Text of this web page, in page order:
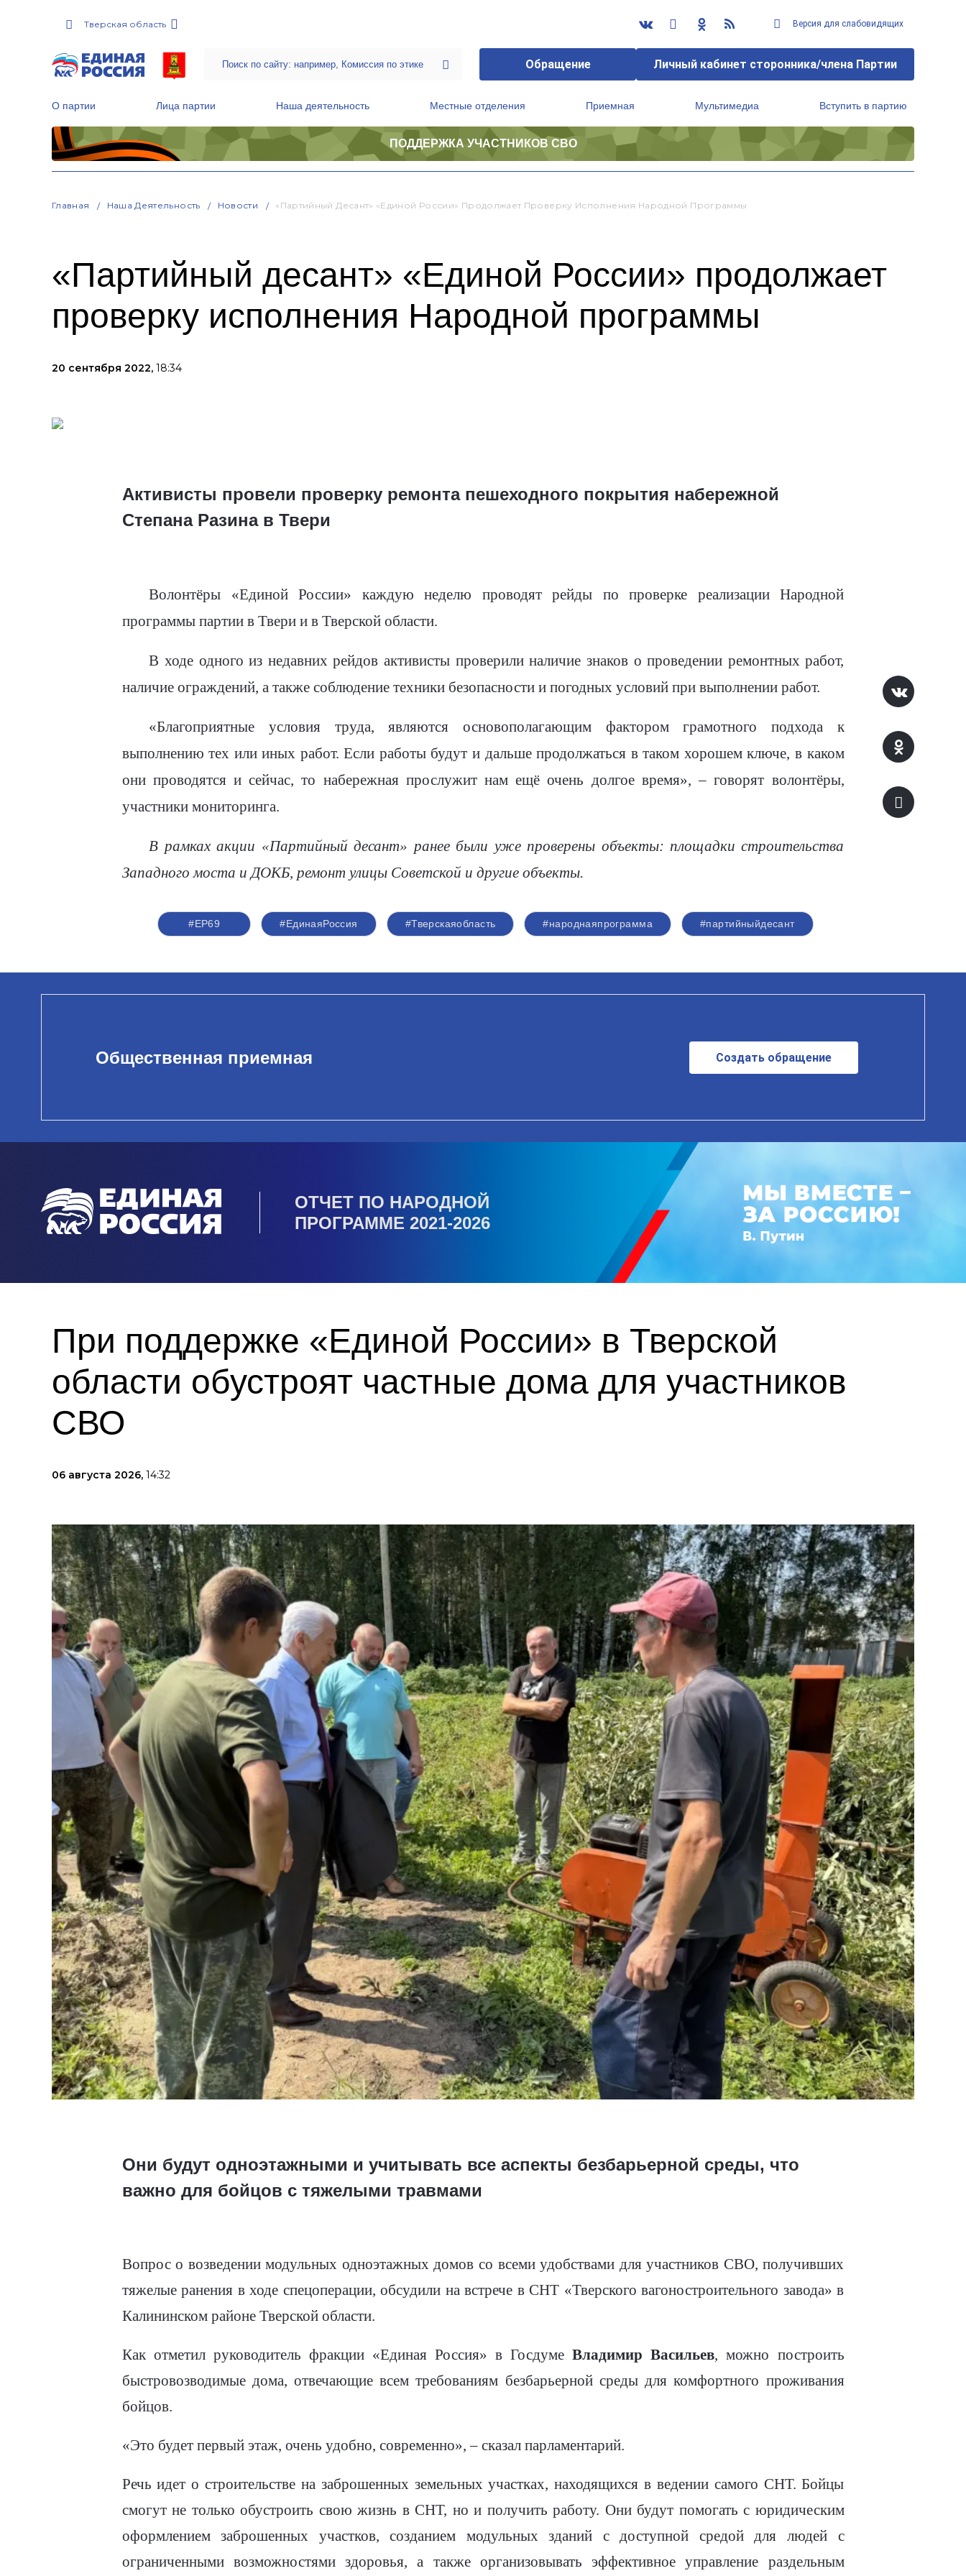
Тверская область Версия для слабовидящих
Обращение Личный кабинет сторонника/члена Партии
О партии Лица партии Наша деятельность Местные отделения Приемная Мультимедиа Вступить в партию
ПОДДЕРЖКА УЧАСТНИКОВ СВО
Главная Наша Деятельность Новости «Партийный Десант» «Единой России» Продолжает Проверку Исполнения Народной Программы
«Партийный десант» «Единой России» продолжает
проверку исполнения Народной программы
20 сентября 2022, 18:34
Активисты провели проверку ремонта пешеходного покрытия набережной
Степана Разина в Твери
Волонтёры «Единой России» каждую неделю проводят рейды по проверке реализации Народной
программы партии в Твери и в Тверской области.
В ходе одного из недавних рейдов активисты проверили наличие знаков о проведении ремонтных работ,
наличие ограждений, а также соблюдение техники безопасности и погодных условий при выполнении работ.
«Благоприятные условия труда, являются основополагающим фактором грамотного подхода к
выполнению тех или иных работ. Если работы будут и дальше продолжаться в таком хорошем ключе, в каком
они проводятся и сейчас, то набережная прослужит нам ещё очень долгое время», – говорят волонтёры,
участники мониторинга.
В рамках акции «Партийный десант» ранее были уже проверены объекты: площадки строительства
Западного моста и ДОКБ, ремонт улицы Советской и другие объекты.
#ЕР69 #ЕдинаяРоссия #Тверскаяобласть #народнаяпрограмма #партийныйдесант
Общественная приемная Создать обращение
ОТЧЕТ ПО НАРОДНОЙ
ПРОГРАММЕ 2021-2026
При поддержке «Единой России» в Тверской
области обустроят частные дома для участников
СВО
06 августа 2026, 14:32
Они будут одноэтажными и учитывать все аспекты безбарьерной среды, что
важно для бойцов с тяжелыми травмами
Вопрос о возведении модульных одноэтажных домов со всеми удобствами для участников СВО, получивших
тяжелые ранения в ходе спецоперации, обсудили на встрече в СНТ «Тверского вагоностроительного завода» в
Калининском районе Тверской области.
Как отметил руководитель фракции «Единая Россия» в ГосдумеВладимир Васильев, можно построить
быстровозводимые дома, отвечающие всем требованиям безбарьерной среды для комфортного проживания
бойцов.
«Это будет первый этаж, очень удобно, современно», – сказал парламентарий.
Речь идет о строительстве на заброшенных земельных участках, находящихся в ведении самого СНТ. Бойцы
смогут не только обустроить свою жизнь в СНТ, но и получить работу. Они будут помогать с юридическим
оформлением заброшенных участков, созданием модульных зданий с доступной средой для людей с
ограниченными возможностями здоровья, а также организовывать эффективное управление раздельным